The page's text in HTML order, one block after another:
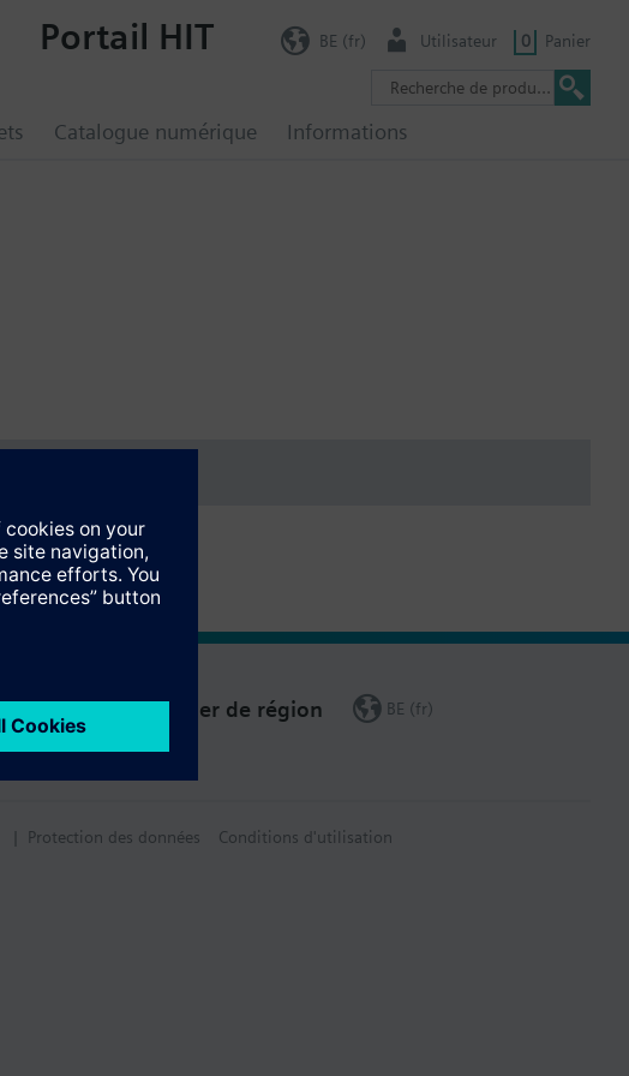
Catalogue numérique Informations
Portail HIT BE (fr) Utilisateur 0 Panier
Changer de région BE (fr)
| Protection des données Conditions d'utilisation